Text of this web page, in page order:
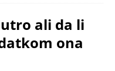
ali da li
ona